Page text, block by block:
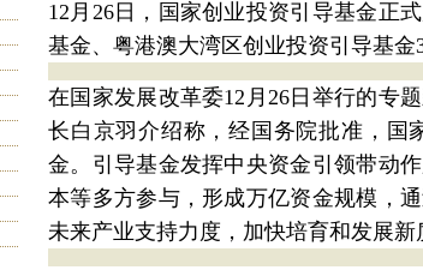
12月26日，国家创业投资引导基金正
基金、粤港澳大湾区创业投资引导基金
在国家发展改革委12月26日举行的专
长白京羽介绍称，经国务院批准，国
金。引导基金发挥中央资金引领带动
本等多方参与，形成万亿资金规模，
未来产业支持力度，加快培育和发展新